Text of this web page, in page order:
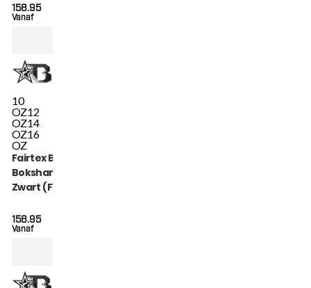
Vanaf
158.95
10
OZ12
OZ14
OZ16
OZ
Fairtex Booster
Bokshandschoenen
Zwart (FXB BG V2
Vanaf
158.95